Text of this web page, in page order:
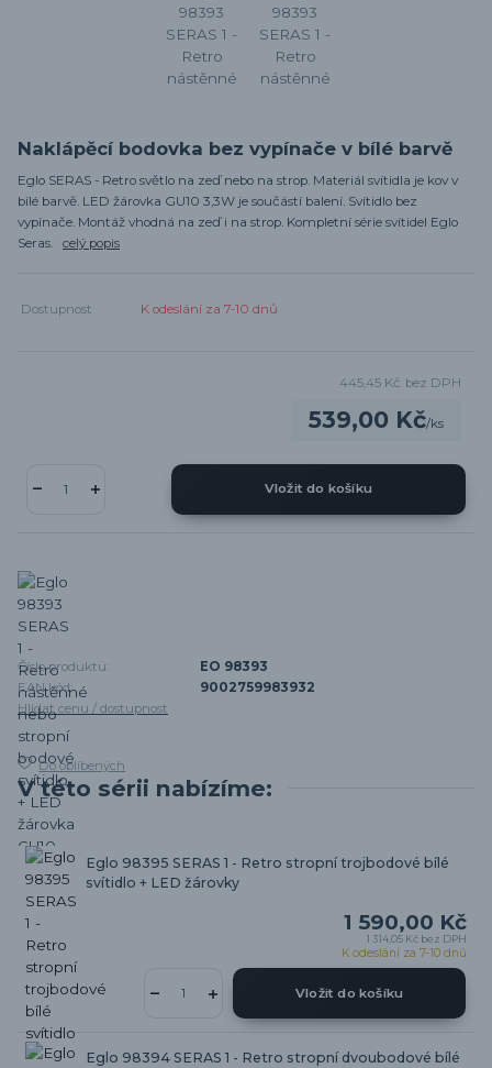
Naklápěcí bodovka bez vypínače v bílé barvě
Eglo SERAS - Retro světlo na zeď nebo na strop. Materiál svítidla je kov v
bílé barvě. LED žárovka GU10 3,3W je součástí balení. Svítidlo bez
vypínače. Montáž vhodná na zeď i na strop. Kompletní série svítidel Eglo
Seras. celý popis
Dostupnost K odeslání za 7-10 dnů
539,00 Kč/ks
445,45 Kč bez DPH
Vložit do košíku
Číslo produktu:
EO 98393
EAN kód:
9002759983932
Hlídat cenu / dostupnost
Do oblíbených
V této sérii nabízíme:
Eglo 98395 SERAS 1 - Retro stropní trojbodové bílé
svítidlo + LED žárovky
1 590,00 Kč
1 314,05 Kč bez DPH
K odeslání za 7-10 dnů
Vložit do košíku
Eglo 98394 SERAS 1 - Retro stropní dvoubodové bílé